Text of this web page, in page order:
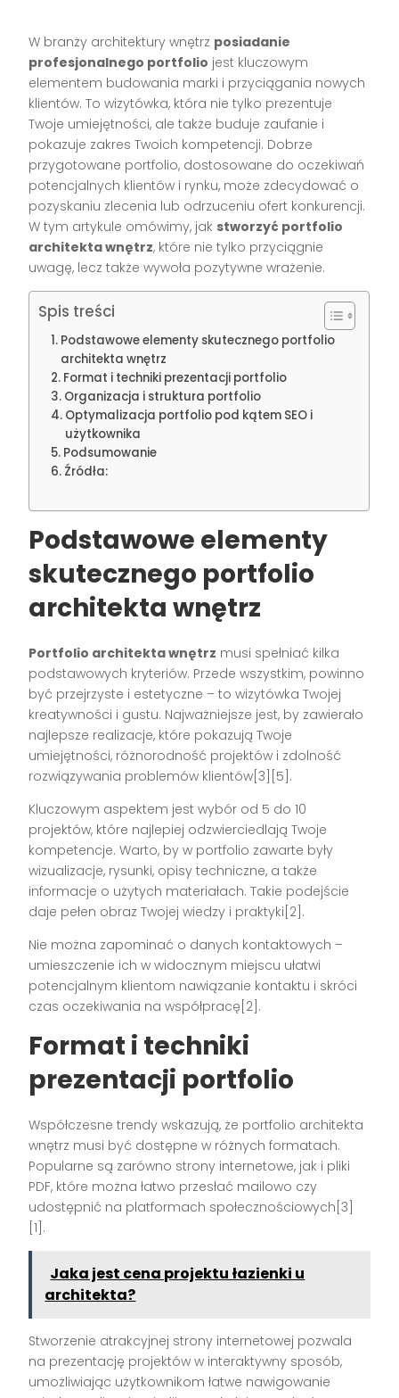
W branży architektury wnętrz posiadanie
profesjonalnego portfolio jest kluczowym
elementem budowania marki i przyciągania nowych
klientów. To wizytówka, która nie tylko prezentuje
Twoje umiejętności, ale także buduje zaufanie i
pokazuje zakres Twoich kompetencji. Dobrze
przygotowane portfolio, dostosowane do oczekiwań
potencjalnych klientów i rynku, może zdecydować o
pozyskaniu zlecenia lub odrzuceniu ofert konkurencji.
W tym artykule omówimy, jak stworzyć portfolio
architekta wnętrz, które nie tylko przyciągnie
uwagę, lecz także wywoła pozytywne wrażenie.
Spis treści
Podstawowe elementy skutecznego portfolio
architekta wnętrz
Format i techniki prezentacji portfolio
Organizacja i struktura portfolio
Optymalizacja portfolio pod kątem SEO i
użytkownika
Podsumowanie
Źródła:
Podstawowe elementy
skutecznego portfolio
architekta wnętrz
Portfolio architekta wnętrz musi spełniać kilka
podstawowych kryteriów. Przede wszystkim, powinno
być przejrzyste i estetyczne – to wizytówka Twojej
kreatywności i gustu. Najważniejsze jest, by zawierało
najlepsze realizacje, które pokazują Twoje
umiejętności, różnorodność projektów i zdolność
rozwiązywania problemów klientów[3][5].
Kluczowym aspektem jest wybór od 5 do 10
projektów, które najlepiej odzwierciedlają Twoje
kompetencje. Warto, by w portfolio zawarte były
wizualizacje, rysunki, opisy techniczne, a także
informacje o użytych materiałach. Takie podejście
daje pełen obraz Twojej wiedzy i praktyki[2].
Nie można zapominać o danych kontaktowych –
umieszczenie ich w widocznym miejscu ułatwi
potencjalnym klientom nawiązanie kontaktu i skróci
czas oczekiwania na współpracę[2].
Format i techniki
prezentacji portfolio
Współczesne trendy wskazują, że portfolio architekta
wnętrz musi być dostępne w różnych formatach.
Popularne są zarówno strony internetowe, jak i pliki
PDF, które można łatwo przesłać mailowo czy
udostępnić na platformach społecznościowych[3]
[1].
Jaka jest cena projektu łazienki u
architekta?
Stworzenie atrakcyjnej strony internetowej pozwala
na prezentację projektów w interaktywny sposób,
umożliwiając użytkownikom łatwe nawigowanie